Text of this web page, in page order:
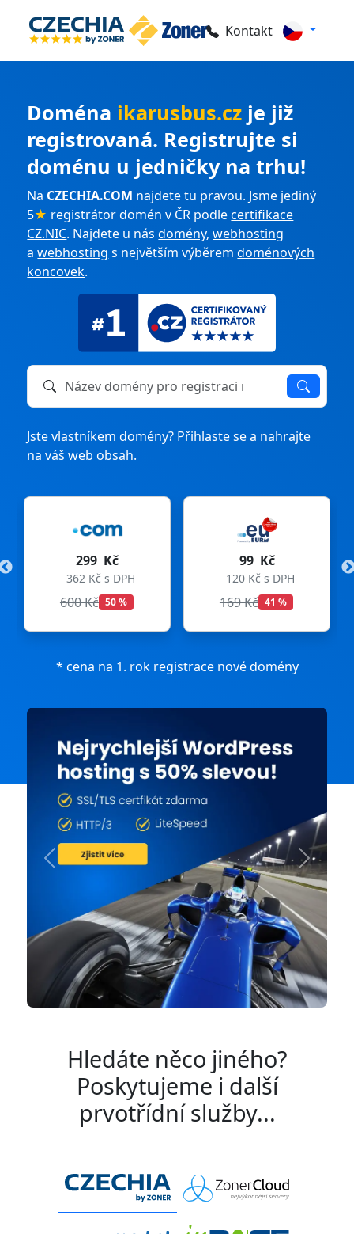
Kontakt
Doména ikarusbus.cz je již
registrovaná. Registrujte si
doménu u jedničky na trhu!
Na CZECHIA.COM najdete tu pravou. Jsme jediný
5★ registrátor domén v ČR podlecertifikace
CZ.NIC. Najdete u násdomény,webhosting
awebhosting s největším výběremdoménových
koncovek.
Název domény k registraci nebo převodu
Jste vlastníkem domény? Přihlaste sea nahrajte
na váš web obsah.
299 Kč
362 Kč s DPH
600 Kč 50 %
99 Kč
120 Kč s DPH
169 Kč 41 %
* cena na 1. rok registrace nové domény
Previous Next
Hledáte něco jiného?
Poskytujeme i další
prvotřídní služby...